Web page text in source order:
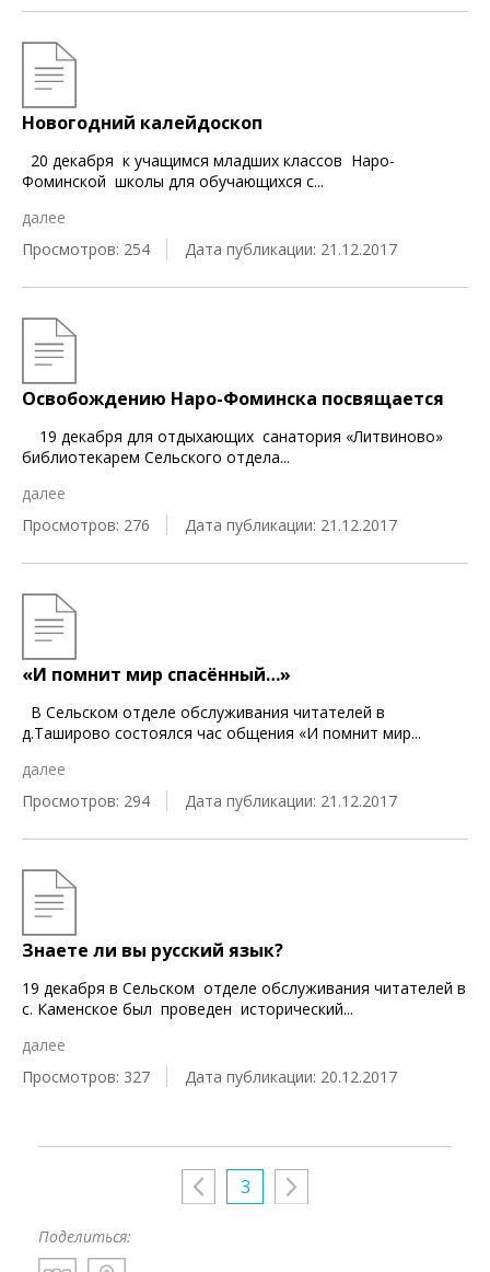
Новогодний калейдоскоп
20 декабря к учащимся младших классов Наро-
Фоминской школы для обучающихся с...
далее
Просмотров: 254
Дата публикации: 21.12.2017
Освобождению Наро-Фоминска посвящается
19 декабря для отдыхающих санатория «Литвиново»
библиотекарем Сельского отдела...
далее
Просмотров: 276
Дата публикации: 21.12.2017
«И помнит мир спасённый…»
В Сельском отделе обслуживания читателей в
д.Таширово состоялся час общения «И помнит мир...
далее
Просмотров: 294
Дата публикации: 21.12.2017
Знаете ли вы русский язык?
19 декабря в Сельском отделе обслуживания читателей в
с. Каменское был проведен исторический...
далее
Просмотров: 327
Дата публикации: 20.12.2017
3
Поделиться: